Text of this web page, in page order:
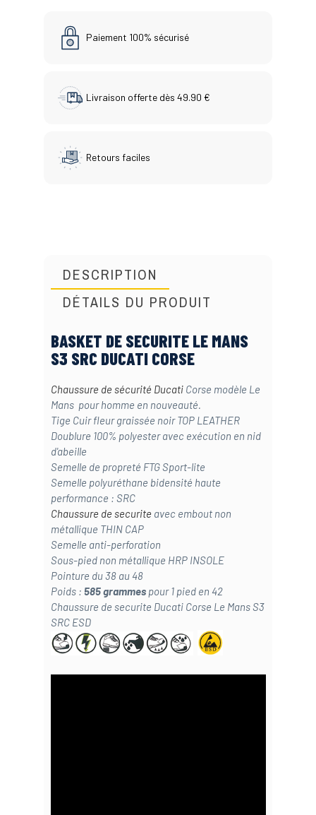
Paiement 100% sécurisé
Livraison offerte dès 49.90 €
Retours faciles
DESCRIPTION
DÉTAILS DU PRODUIT
BASKET DE SECURITE LE MANS
S3 SRC DUCATI CORSE
Chaussure de sécurité DucatiCorse modèle Le
Mans pour homme en nouveauté.
Tige Cuir fleur graissée noir TOP LEATHER
Doublure 100% polyester avec exécution en nid
d'abeille
Semelle de propreté FTG Sport-lite
Semelle polyuréthane bidensité haute
performance : SRC
Chaussure de securiteavec embout non
métallique THIN CAP
Semelle anti-perforation
Sous-pied non métallique HRP INSOLE
Pointure du 38 au 48
Poids : 585 grammespour 1 pied en 42
Chaussure de securite Ducati Corse Le Mans S3
SRC ESD